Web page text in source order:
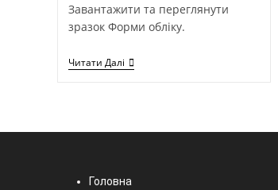
Завантажити та переглянути
зразок Форми обліку.
Читати Далі
Головна